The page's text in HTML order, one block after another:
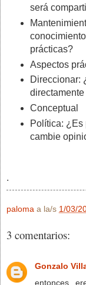
será
prácticas?
Aspectos
Direccionar:
Conceptual
Política: ¿Es
cambie
.
paloma a la/s 1/03/
3 comentarios:
Gonzalo
entonces